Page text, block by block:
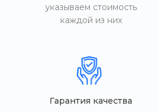
указываем стоимость
каждой из них
Гарантия качества